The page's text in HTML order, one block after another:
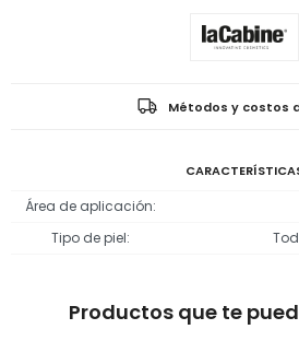
Métodos y costos
Área de aplicación
Tipo de piel
Productos que te